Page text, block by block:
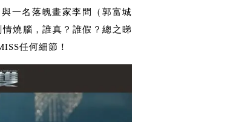
與一名落魄畫家李問（郭富城
情燒腦，誰真？誰假？總之睇
任何細節！